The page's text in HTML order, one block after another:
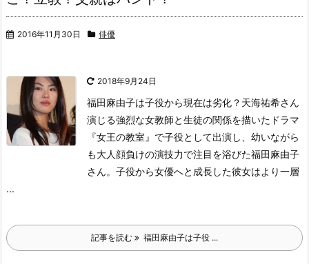
2016年11月30日 俳優
2018年9月24日
福田麻由子は子役から現在は劣化？ 天海祐希さん
演じる強烈な女教師と生徒の関係を描いたドラマ
『女王の教室』で子役として出演し、幼いながら
も大人顔負けの演技力で注目を浴びた福田麻由子
さん。 子役から女優へと成長した彼女はより一層
...
記事を読む 福田麻由子は子役 ...